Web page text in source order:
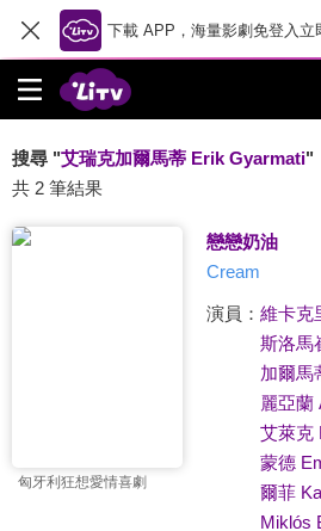
下載 APP，海量影劇免登入立
搜尋 "艾瑞克加爾馬蒂 Erik Gyarmati"
共 2 筆結果
匈牙利狂想愛情喜劇
戀戀奶油
Cream
演員： 維卡克
斯洛馬
加爾馬
麗亞蘭
艾萊克
蒙德
爾菲
Miklós